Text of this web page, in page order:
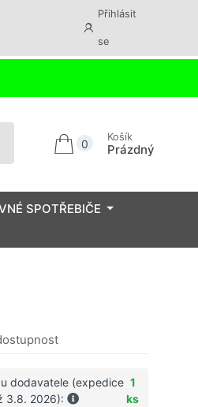
Přihlásit
se
0
Košík
Prázdný
SPOTŘEBIČE
dodavatele (expedice
3.8. 2026):
1
ks